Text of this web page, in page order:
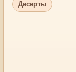
Десерты